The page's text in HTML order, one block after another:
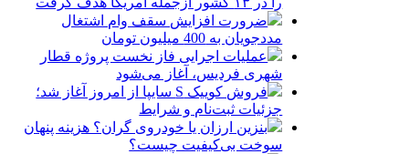
ضرورت افزایش سقف وام اشتغال
مددجویان به 400 میلیون تومان
عملیات اجرایی فاز نخست پروژه قطار
شهری فردیس، آغاز می‌شود
فروش کوییک S سایپا از امروز آغاز شد؛
جزئیات ثبت‌نام و شرایط
بنزین ارزان یا خودروی گران؟ هزینه پنهان
سوخت بی‌کیفیت چیست؟